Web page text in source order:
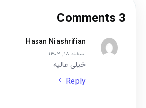
3 Comments
Hasan Niashrifian
اسفند ۱۸, ۱۴۰۲
خیلی عالیه
Reply